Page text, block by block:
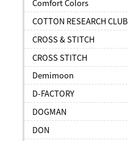
Comfort Colors
COTTON RESEARCH CLUB
CROSS & STITCH
CROSS STITCH
Demimoon
D-FACTORY
DOGMAN
DON